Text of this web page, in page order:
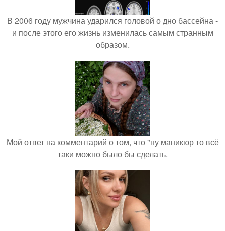
В 2006 году мужчина ударился головой о дно бассейна -
и после этого его жизнь изменилась самым странным
образом.
Мой ответ на комментарий о том, что "ну маникюр то всё
таки можно было бы сделать.